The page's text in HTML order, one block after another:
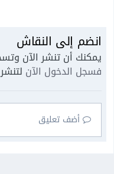
انضم إلى النقاش
يمكنك أن تنشر الآن
فسجل الدخول الآن
أضف تعليق